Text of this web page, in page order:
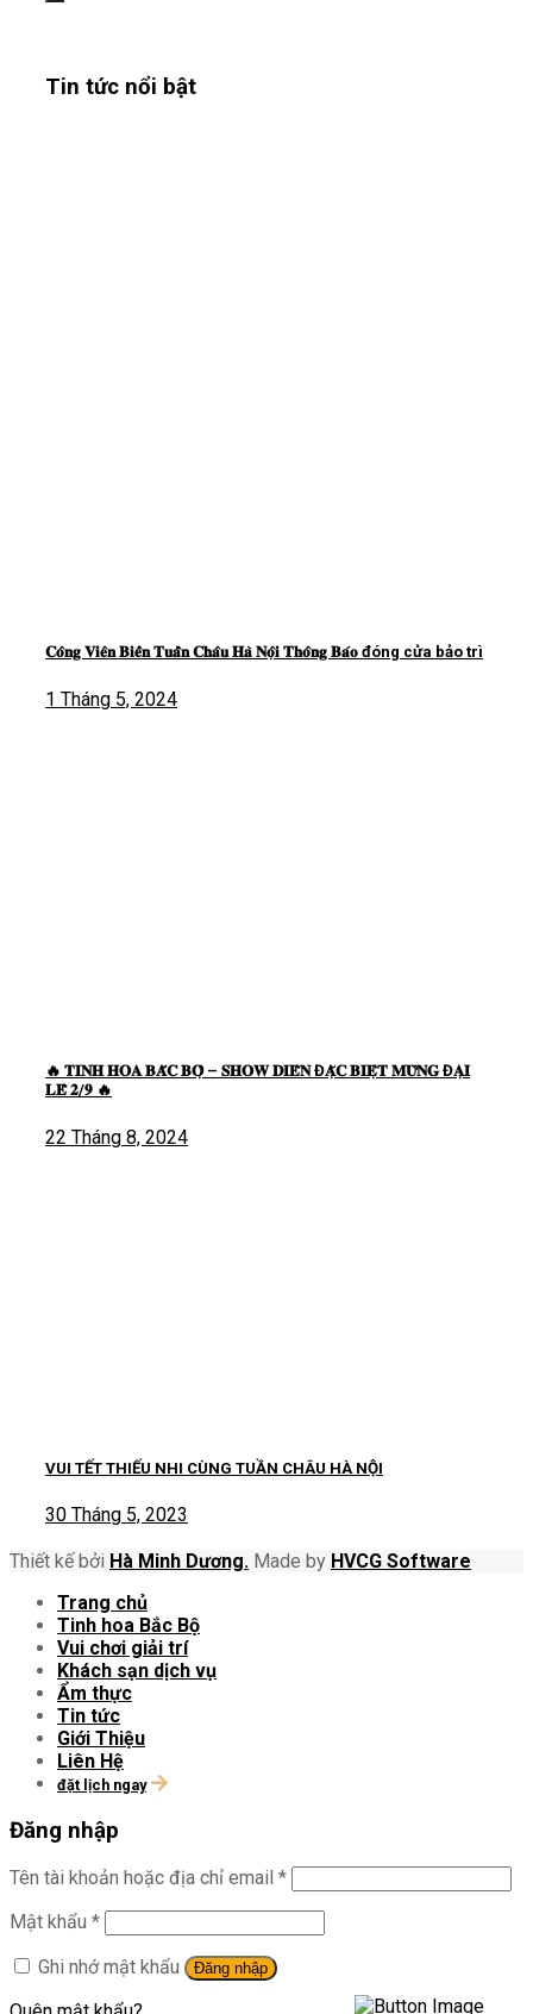
Tin tức nổi bật
𝐂𝐨̂𝐧𝐠 𝐕𝐢𝐞̂𝐧 𝐁𝐢𝐞̂̉𝐧 𝐓𝐮𝐚̂̀𝐧 𝐂𝐡𝐚̂𝐮 𝐇𝐚̀ 𝐍𝐨̣̂𝐢 𝐓𝐡𝐨̂𝐧𝐠 𝐁𝐚́𝐨 đóng cửa bảo trì
1 Tháng 5, 2024
🔥 𝐓𝐈𝐍𝐇 𝐇𝐎𝐀 𝐁𝐀̆́𝐂 𝐁𝐎̣̂ – 𝐒𝐇𝐎𝐖 𝐃𝐈𝐄̂̃𝐍 Đ𝐀̣̆𝐂 𝐁𝐈𝐄̣̂𝐓 𝐌𝐔̛̀𝐍𝐆 Đ𝐀̣𝐈
𝐋𝐄̂̃ 𝟐/𝟗 🔥
22 Tháng 8, 2024
VUI TẾT THIẾU NHI CÙNG TUẦN CHÂU HÀ NỘI
30 Tháng 5, 2023
Thiết kế bởi Hà Minh Dương. Made by HVCG Software
Trang chủ
Tinh hoa Bắc Bộ
Vui chơi giải trí
Khách sạn dịch vụ
Ẩm thực
Tin tức
Giới Thiệu
Liên Hệ
đặt lịch ngay
Đăng nhập
Tên tài khoản hoặc địa chỉ email *
Mật khẩu *
Ghi nhớ mật khẩu
Đăng nhập